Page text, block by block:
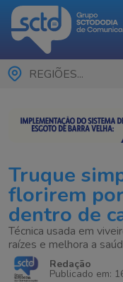
REGIÕES...
Truque
florirem
dentro de
Técnica usada em
raízes e melhora a
Redação
Publicado em: